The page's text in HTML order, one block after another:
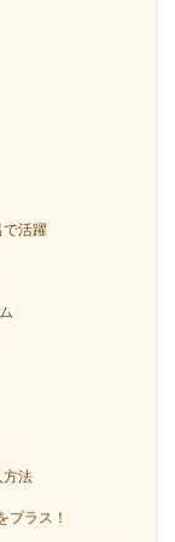
で活躍
方法
プラス！